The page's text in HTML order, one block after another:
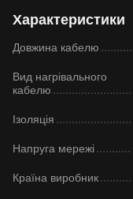
Характеристики
Довжина кабелю
Вид нагрівального
кабелю
Ізоляція
Напруга мережі
Країна виробник